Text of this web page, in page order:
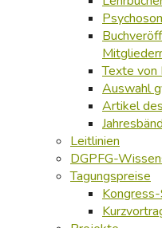
Texte von
Auswahl
Artikel
Leitlinien
DGPFG-
Tagungspreise